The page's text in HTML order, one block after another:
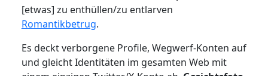
[etwas] zu enthüllen/zu entlarven
Romantikbetrug.
Es deckt verborgene Profile, Wegwerf-Konten auf
und gleicht Identitäten im gesamten Web mit